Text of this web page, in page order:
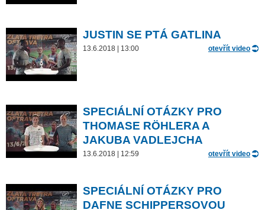
JUSTIN SE PTÁ GATLINA
13.6.2018 | 13:00 otevřít video
SPECIÁLNÍ OTÁZKY PRO
THOMASE RÖHLERA A
JAKUBA VADLEJCHA
13.6.2018 | 12:59 otevřít video
SPECIÁLNÍ OTÁZKY PRO
DAFNE SCHIPPERSOVOU